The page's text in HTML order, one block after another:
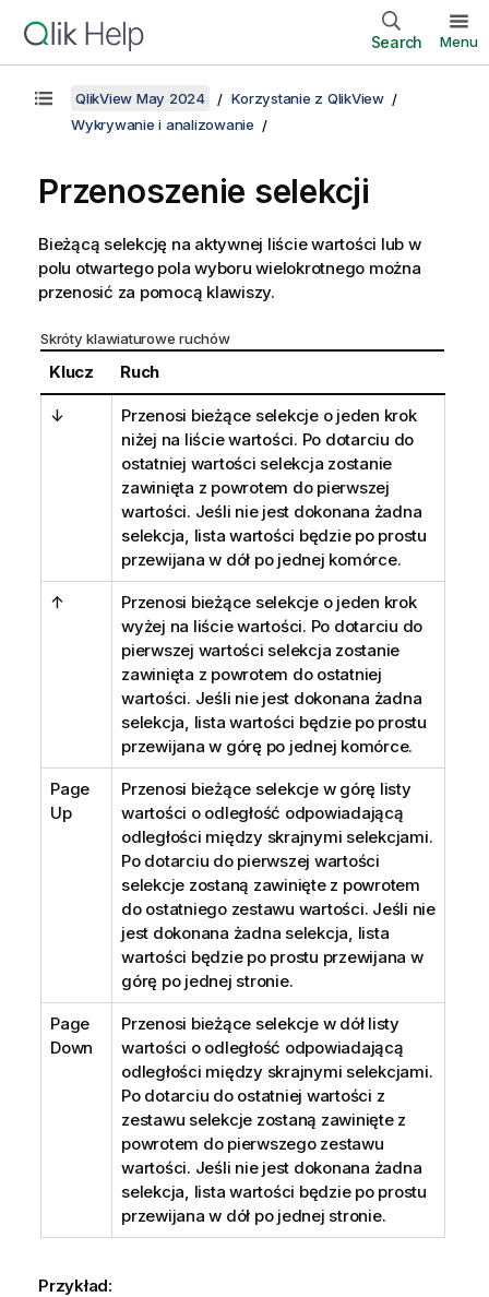
Search Menu
QlikView May 2024
Korzystanie z QlikView
Wykrywanie i analizowanie
Przenoszenie selekcji
Bieżącą selekcję na aktywnej liście wartości lub w
polu otwartego pola wyboru wielokrotnego można
przenosić za pomocą klawiszy.
Skróty klawiaturowe ruchów
Klucz Ruch
↓
Przenosi bieżące selekcje o jeden krok
niżej na liście wartości. Po dotarciu do
ostatniej wartości selekcja zostanie
zawinięta z powrotem do pierwszej
wartości. Jeśli nie jest dokonana żadna
selekcja, lista wartości będzie po prostu
przewijana w dół po jednej komórce.
↑
Przenosi bieżące selekcje o jeden krok
wyżej na liście wartości. Po dotarciu do
pierwszej wartości selekcja zostanie
zawinięta z powrotem do ostatniej
wartości. Jeśli nie jest dokonana żadna
selekcja, lista wartości będzie po prostu
przewijana w górę po jednej komórce.
Page
Up
Przenosi bieżące selekcje w górę listy
wartości o odległość odpowiadającą
odległości między skrajnymi selekcjami.
Po dotarciu do pierwszej wartości
selekcje zostaną zawinięte z powrotem
do ostatniego zestawu wartości. Jeśli nie
jest dokonana żadna selekcja, lista
wartości będzie po prostu przewijana w
górę po jednej stronie.
Page
Down
Przenosi bieżące selekcje w dół listy
wartości o odległość odpowiadającą
odległości między skrajnymi selekcjami.
Po dotarciu do ostatniej wartości z
zestawu selekcje zostaną zawinięte z
powrotem do pierwszego zestawu
wartości. Jeśli nie jest dokonana żadna
selekcja, lista wartości będzie po prostu
przewijana w dół po jednej stronie.
Przykład: